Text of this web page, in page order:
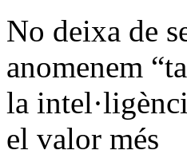
No deixa de
anomenem
la
el valor més